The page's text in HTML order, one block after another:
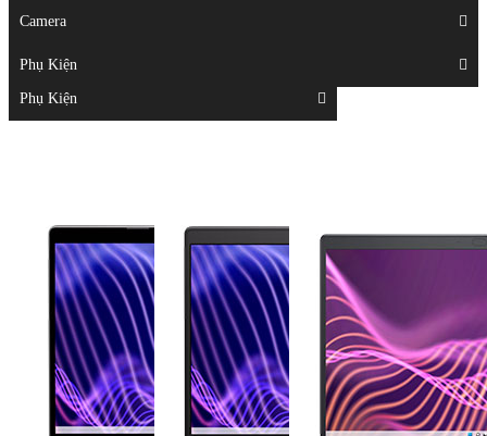
Laptop
Camera
Phụ Kiện
Camera
Phụ Kiện
Top